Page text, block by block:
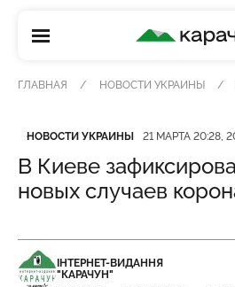
КАРАЧУН
ГЛАВНАЯ НОВОСТИ УКРАИНЫ
Категория
НОВОСТИ УКРАИНЫ
Дата публикации 21 МАРТА 20:28,
В Киеве
новых случаев
ІНТЕРНЕТ-ВИДАННЯ
"КАРАЧУН"